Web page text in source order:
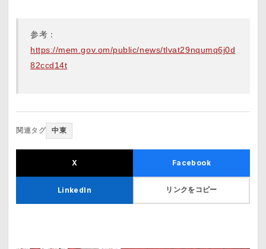
参考：
https://mem.gov.om/public/news/tlvat29nqumq6j0d
82ccd14t
関連タグ 中東
X Facebook
LinkedIn リンクをコピー